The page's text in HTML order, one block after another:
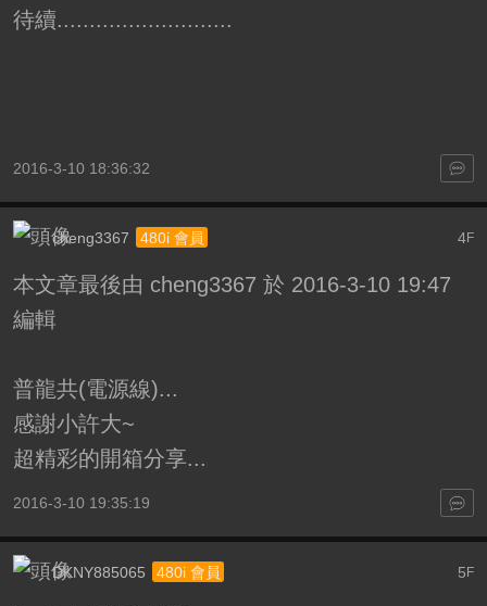
待續...........................
2016-3-10 18:36:32
4F
cheng3367 480i 會員
本文章最後由 cheng3367 於 2016-3-10 19:47
編輯
普龍共(電源線)...
感謝小許大~
超精彩的開箱分享...
2016-3-10 19:35:19
5F
DKNY885065 480i 會員